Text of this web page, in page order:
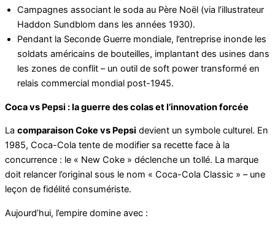
Campagnes associant le soda au Père Noël (via l’illustrateur
Haddon Sundblom dans les années 1930).
Pendant la Seconde Guerre mondiale, l’entreprise inonde les
soldats américains de bouteilles, implantant des usines dans
les zones de conflit – un outil de soft power transformé en
relais commercial mondial post-1945.
Coca vs Pepsi : la guerre des colas et l’innovation forcée
La comparaison Coke vs Pepsi devient un symbole culturel. En
1985, Coca-Cola tente de modifier sa recette face à la
concurrence : le « New Coke » déclenche un tollé. La marque
doit relancer l’original sous le nom « Coca-Cola Classic » – une
leçon de fidélité consumériste.
Aujourd’hui, l’empire domine avec :